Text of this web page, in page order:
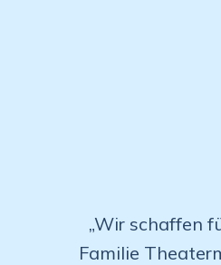
„Wir schaffen
Familie